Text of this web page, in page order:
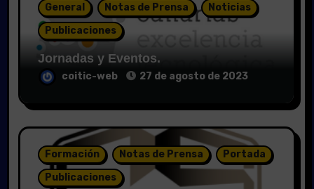
General Notas de Prensa
Noticias
Publicaciones
Jornadas y Eventos.
coitic-web 27 de agosto de 2023
Formación Notas de Prensa
Portada
Publicaciones